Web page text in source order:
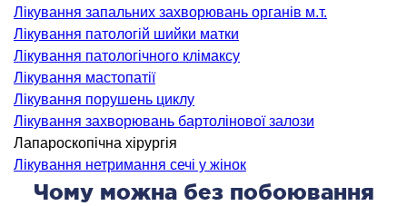
і нутриціологія
терапія
допомога
Лікування запальних захворювань органів м.т.
Лікування патологій шийки матки
Лікування патологічного клімаксу
Лікування мастопатії
Лікування порушень циклу
Лікування захворювань бартолінової залози
Лапароскопічна хірургія
Лікування нетримання сечі у жінок
Чому можна без побоювання